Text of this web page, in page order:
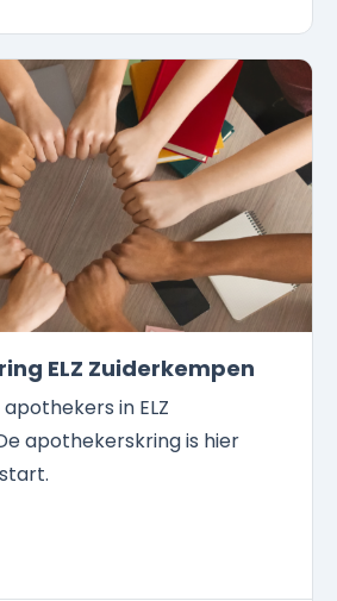
ELZ Zuiderkempen
in ELZ
apothekerskring is hier